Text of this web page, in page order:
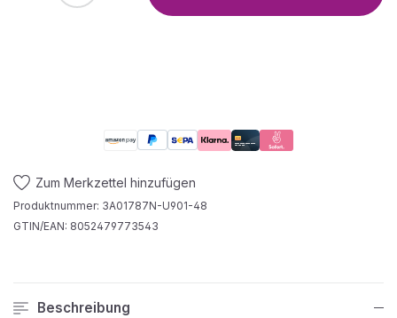
Zum Merkzettel hinzufügen
Produktnummer: 3A01787N-U901-48
GTIN/EAN: 8052479773543
Beschreibung